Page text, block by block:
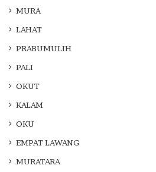
MURA
LAHAT
PRABUMULIH
PALI
OKUT
KALAM
OKU
EMPAT LAWANG
MURATARA